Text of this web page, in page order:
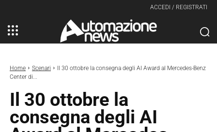
ACCEDI / REGISTRATI
Home Scenari
Il 30 ottobre la consegna degli AI Award al Mercedes-Benz
Center di...
Il 30 ottobre la
consegna degli AI